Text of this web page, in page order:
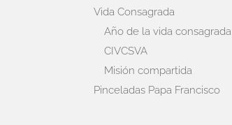
Vida Consagrada
Año de la vida consagrada
CIVCSVA
Misión compartida
Pinceladas Papa Francisco